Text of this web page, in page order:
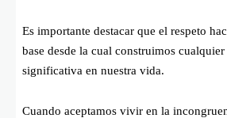
Es importante destacar que el respeto
base desde la cual construimos
significativa en nuestra vida.
Cuando aceptamos vivir en la